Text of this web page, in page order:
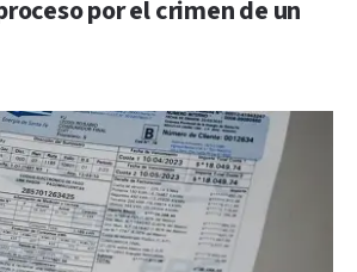
por el crimen de un